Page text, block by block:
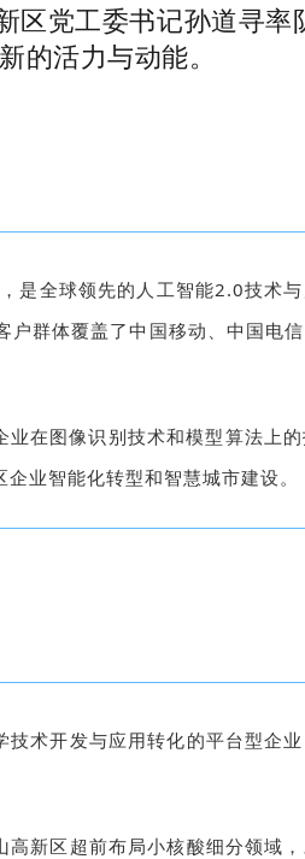
党工委书记孙道寻
的活力与动能。
是全球领先的人工智能2.0技术
群体覆盖了中国移动、中国电
在图像识别技术和模型算法上
业智能化转型和智慧城市建设。
术开发与应用转化的平台型企
新区超前布局小核酸细分领域